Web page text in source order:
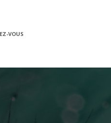
VOUS